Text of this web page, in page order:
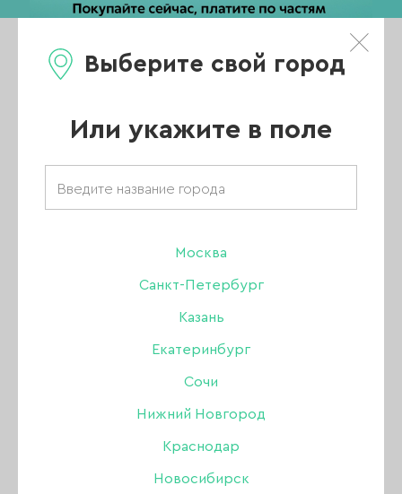
Выберите свой город
Или укажите в поле
Москва
Санкт-Петербург
Казань
Екатеринбург
Сочи
Нижний Новгород
Краснодар
Новосибирск
Каталог
Главная/
Каталог/
/
Альбомы для слайдеров/